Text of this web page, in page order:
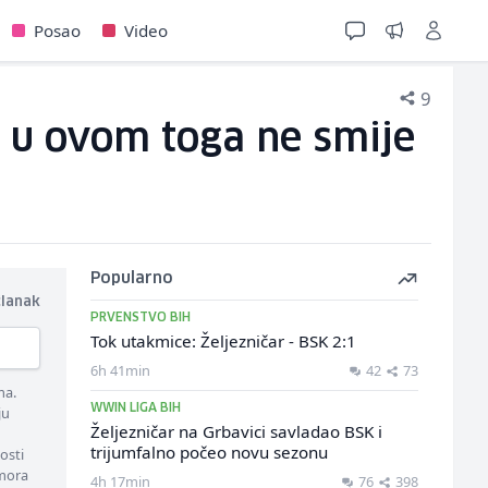
Posao Video
9
ovom toga ne smije
Popularno
PRVENSTVO BIH
Tok utakmice: Željezničar - BSK 2:1
6h 41min 42 73
WWIN LIGA BIH
Željezničar na Grbavici savladao BSK i
trijumfalno počeo novu sezonu
4h 17min 76 398